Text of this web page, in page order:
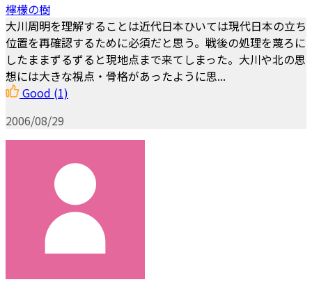
檸檬の樹
大川周明を理解することは近代日本ひいては現代日本の立ち
位置を再確認するために必須だと思う。戦後の処理を蔑ろに
したままずるずると現地点まで来てしまった。大川や北の思
想には大きな視点・骨格があったように思...
Good (1)
2006/08/29